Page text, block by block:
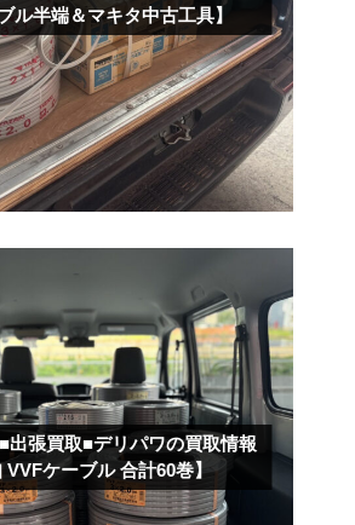
ル半端＆マキタ中古工具】
■出張買取■デリパワの買取情報
VVFケーブル 合計60巻】